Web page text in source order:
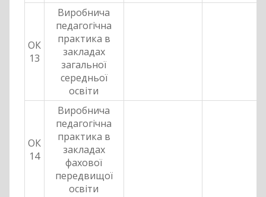
ОК
13
Виробнича
педагогічна
практика в
закладах
загальної
середньої
освіти
ОК
14
Виробнича
педагогічна
практика в
закладах
фахової
передвищої
освіти